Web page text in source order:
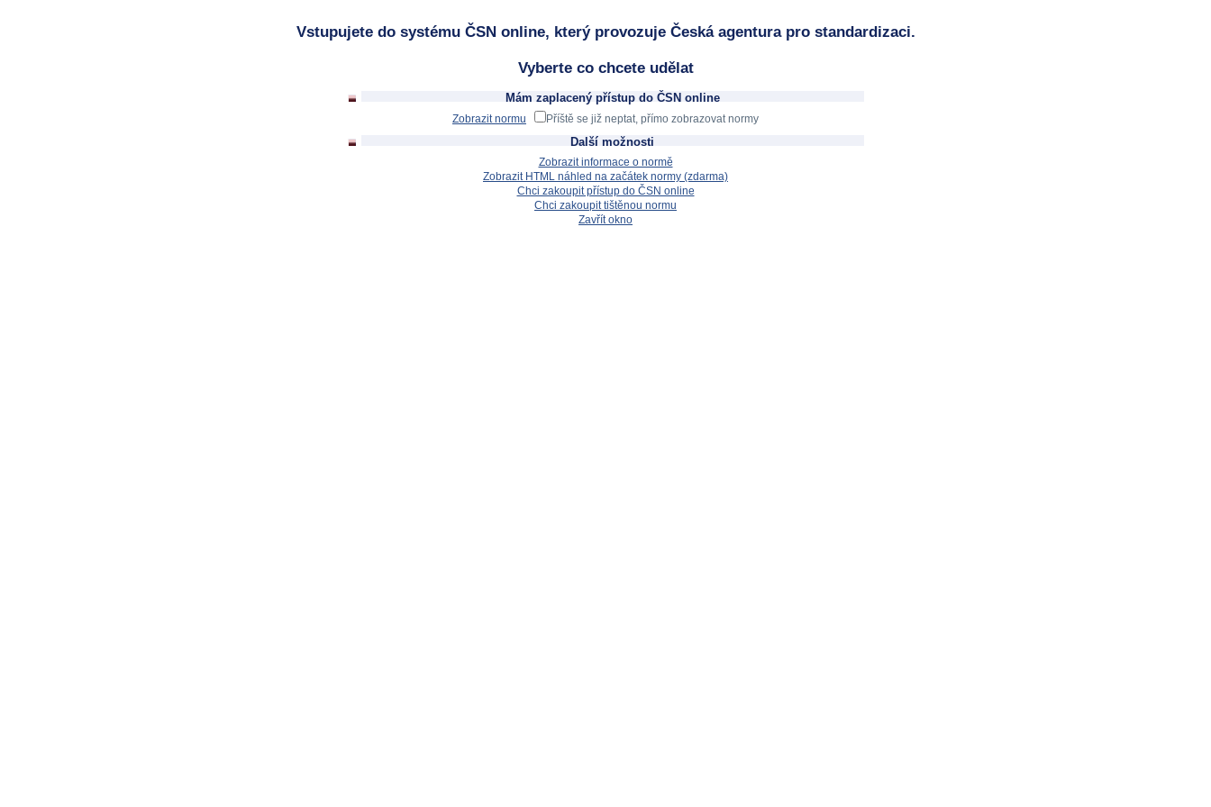
Vstupujete do systému ČSN online, který provozuje Česká agentura pro standardizaci.
Vyberte co chcete udělat
Mám zaplacený přístup do ČSN online
Zobrazit normu Příště se již neptat, přímo zobrazovat normy
Další možnosti
Zobrazit informace o normě
Zobrazit HTML náhled na začátek normy (zdarma)
Chci zakoupit přístup do ČSN online
Chci zakoupit tištěnou normu
Zavřít okno